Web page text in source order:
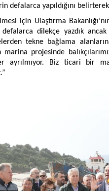
defalarca yapıldığını
için Ulaştırma
dilekçe yazdık
tekne bağlama
projesinde
ayrılmıyor. Biz ticari bir